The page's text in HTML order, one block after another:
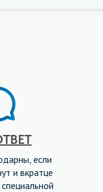
если
и вкратце